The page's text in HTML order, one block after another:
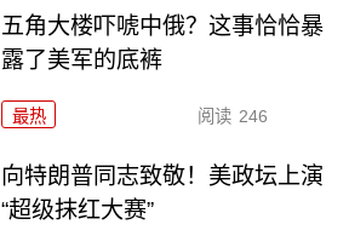
五角大楼吓唬中俄？这事恰恰暴
露了美军的底裤
最热 阅读 246
向特朗普同志致敬！美政坛上演
“超级抹红大赛”